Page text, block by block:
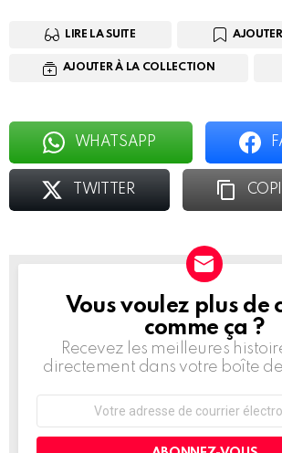
LIRE LA SUITE
AJOUTER À LA COLLECTION
WHATSAPP
TWITTER
BULLETIN
D'INFORMATION
Vous voulez plus de
comme ça ?
Recevez les meilleures
directement dans votre boîte
courrier